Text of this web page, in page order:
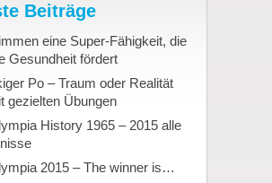
Beiträge
eine Super-Fähigkeit, die
Gesundheit fördert
Po – Traum oder Realität
gezielten Übungen
History 1965 – 2015 alle
2015 – The winner is…